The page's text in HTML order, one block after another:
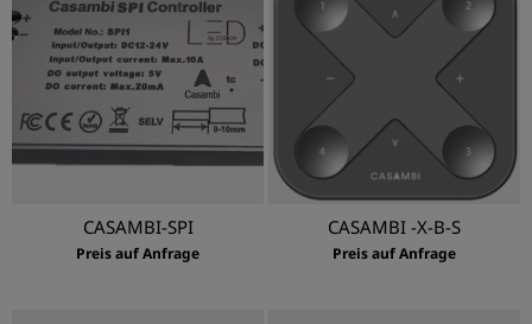
CASAMBI-SPI
Preis auf Anfrage
CASAMBI -X-B-S
Preis auf Anfrage